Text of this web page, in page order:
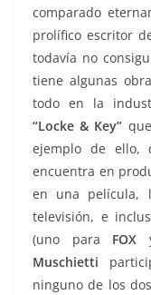
comparado
prolífico escritor
todavía no
tiene algunas
todo en la
“Locke & Key”
ejemplo de ello,
encuentra en
en una película,
televisión, e
(uno para FOX
Muschietti
ninguno de los